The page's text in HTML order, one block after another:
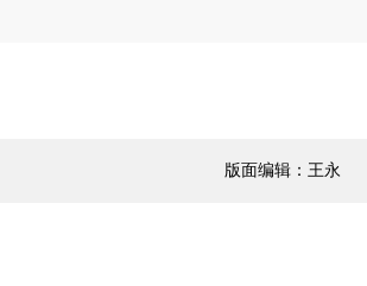
版面编辑：王永